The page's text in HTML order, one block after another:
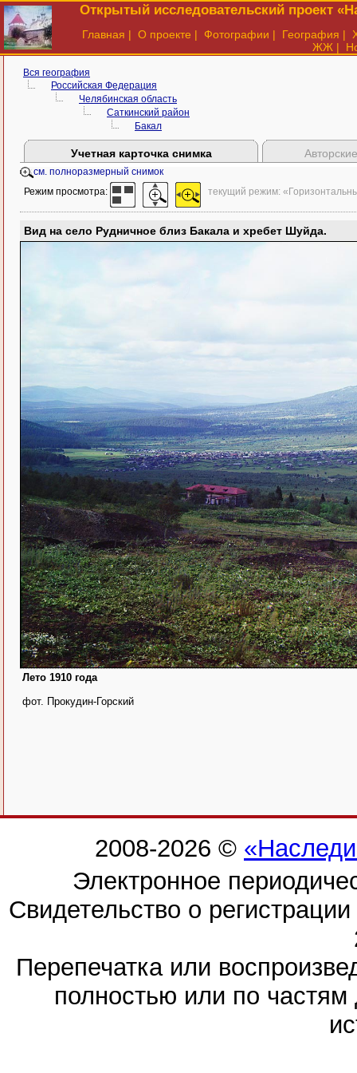
Открытый исследовательский проект
Главная | О проекте | Фотографии | География |
ЖЖ |
Вся география
Российская Федерация
Челябинская область
Саткинский район
Бакал
Учетная карточка снимка
см. полноразмерный снимок
Режим просмотра: текущий режим:
Вид на село Рудничное близ Бакала и хребет Шуйда.
Лето 1910 года
фот. Прокудин-Горский
2008-2026 ©
Электронное
Свидетельство о
Перепечатка или
полностью или по частям